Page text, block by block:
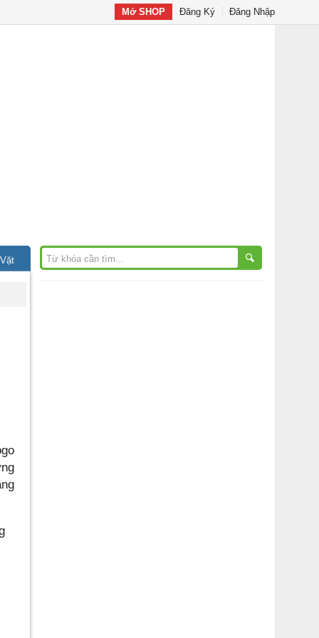
Mở SHOP Đăng Ký Đăng Nhập